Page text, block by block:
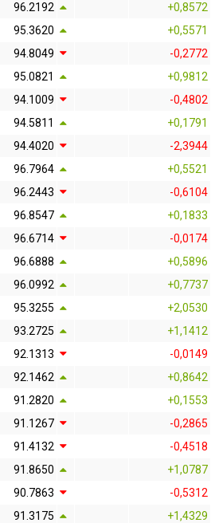
96.2192
+0,8572
95.3620
+0,5571
94.8049
-0,2772
95.0821
+0,9812
94.1009
-0,4802
94.5811
+0,1791
94.4020
-2,3944
96.7964
+0,5521
96.2443
-0,6104
96.8547
+0,1833
96.6714
-0,0174
96.6888
+0,5896
96.0992
+0,7737
95.3255
+2,0530
93.2725
+1,1412
92.1313
-0,0149
92.1462
+0,8642
91.2820
+0,1553
91.1267
-0,2865
91.4132
-0,4518
91.8650
+1,0787
90.7863
-0,5312
91.3175
+1,4329